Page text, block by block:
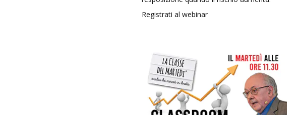
Registrati al webinar